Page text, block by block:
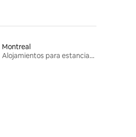
Montreal
Alojamientos para estancias largas